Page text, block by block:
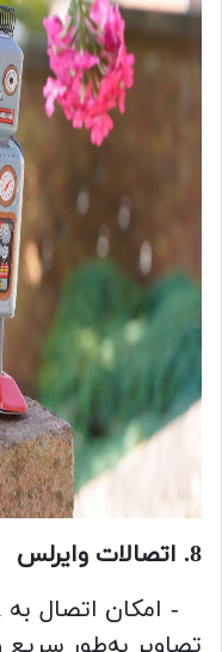
8. اتصالات وایرلس